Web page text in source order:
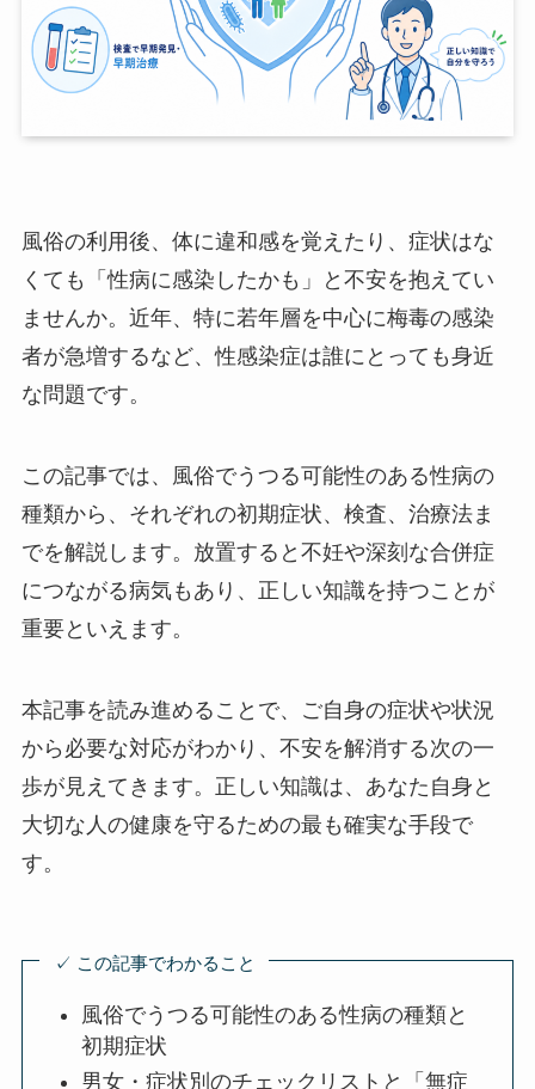
風俗の利用後、体に違和感を覚えたり、症状はな
くても「性病に感染したかも」と不安を抱えてい
ませんか。近年、特に若年層を中心に梅毒の感染
者が急増するなど、性感染症は誰にとっても身近
な問題です。
この記事では、風俗でうつる可能性のある性病の
種類から、それぞれの初期症状、検査、治療法ま
でを解説します。放置すると不妊や深刻な合併症
につながる病気もあり、正しい知識を持つことが
重要といえます。
本記事を読み進めることで、ご自身の症状や状況
から必要な対応がわかり、不安を解消する次の一
歩が見えてきます。正しい知識は、あなた自身と
大切な人の健康を守るための最も確実な手段で
す。
✓ この記事でわかること
風俗でうつる可能性のある性病の種類と
初期症状
男女・症状別のチェックリストと「無症